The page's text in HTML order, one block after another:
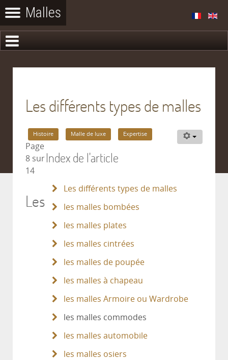
Les différents types de malles
Histoire Malle de luxe Expertise
Index de l'article
Les différents types de malles
les malles bombées
les malles plates
les malles cintrées
les malles de poupée
les malles à chapeau
les malles Armoire ou Wardrobe
les malles commodes
les malles automobile
les malles osiers
Page
8 sur
14
Les